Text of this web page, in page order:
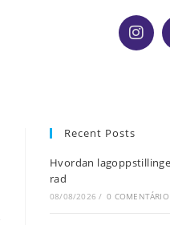
Recent Posts
Hvordan
rad
08/08/2026 / 0 COMENTÁRIO